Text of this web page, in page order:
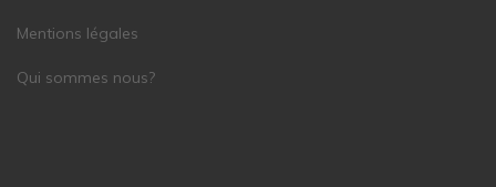
Mentions légales
Qui sommes nous?